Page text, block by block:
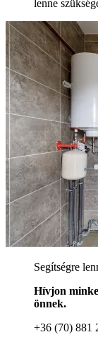
lenne
Segítségre
Hívjon
önnek.
+36 (70) 881